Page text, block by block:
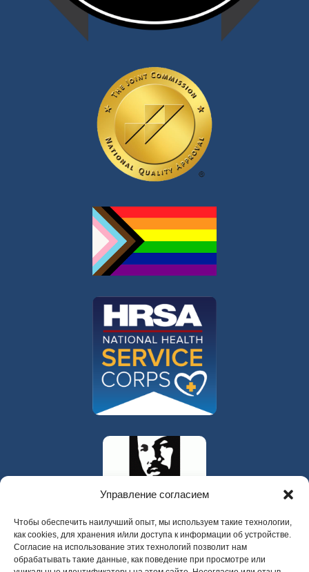
Управление согласием
Чтобы обеспечить наилучший опыт, мы используем такие технологии,
как cookies, для хранения и/или доступа к информации об устройстве.
Согласие на использование этих технологий позволит нам
обрабатывать такие данные, как поведение при просмотре или